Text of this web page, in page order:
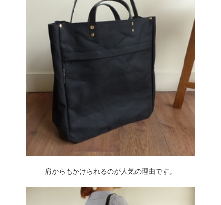
肩からもかけられるのが人気の理由です。